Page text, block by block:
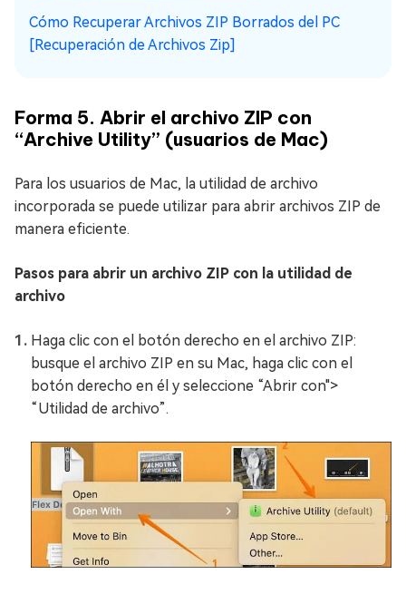
Cómo Recuperar Archivos ZIP Borrados del PC
[Recuperación de Archivos Zip]
Forma 5. Abrir el archivo ZIP con
“Archive Utility” (usuarios de Mac)
Para los usuarios de Mac, la utilidad de archivo
incorporada se puede utilizar para abrir archivos ZIP de
manera eficiente.
Pasos para abrir un archivo ZIP con la utilidad de
archivo
Haga clic con el botón derecho en el archivo ZIP:
busque el archivo ZIP en su Mac, haga clic con el
botón derecho en él y seleccione “Abrir con">
“Utilidad de archivo”.